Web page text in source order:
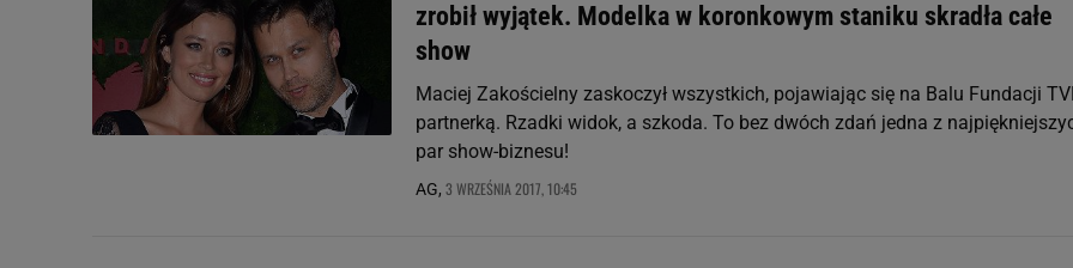
zrobił wyjątek. Modelka w koronkowym staniku skradła całe
show
Maciej Zakościelny zaskoczył wszystkich, pojawiając się na Balu Fundacji
partnerką. Rzadki widok, a szkoda. To bez dwóch zdań jedna z
par show-biznesu!
AG, 3 WRZEŚNIA 2017, 10:45